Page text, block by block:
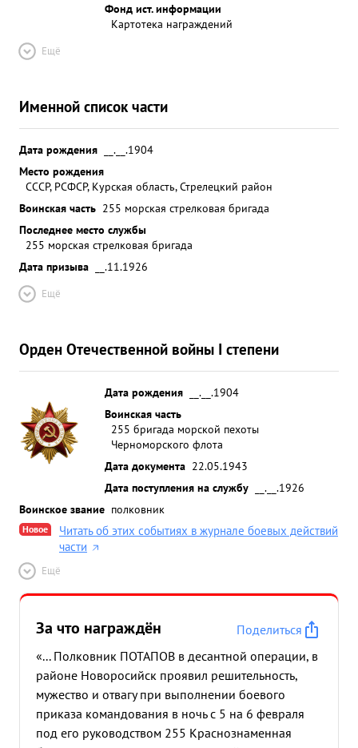
Фонд ист. информации
Картотека награждений
Ещё
Именной список части
Дата рождения
__.__.1904
Место рождения
СССР, РСФСР, Курская область, Стрелецкий район
Воинская часть 255 морская стрелковая бригада
Последнее место службы
255 морская стрелковая бригада
Дата призыва
__.11.1926
Ещё
Орден Отечественной войны I степени
Дата рождения
__.__.1904
Воинская часть
255 бригада морской пехоты
Черноморского флота
Дата документа 22.05.1943
Дата поступления на службу
__.__.1926
Воинское звание полковник
Новое
Читать об этих событиях в журнале боевых действий
части
Ещё
За что награждён
Поделиться
«... Полковник ПОТАПОВ в десантной операции, в
районе Новоросийск проявил решительность,
мужество и отвагу при выполнении боевого
приказа командования в ночь с 5 на 6 февраля
под его руководством 255 Краснознаменная